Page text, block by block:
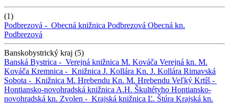
(1)
Podbrezová - Obecná knižnica Podbrezová Obecná kn.
Podbrezová
Banskobystrický kraj (5)
Banská Bystrica - Verejná knižnica M. Kováča Verejná kn. M.
Kováča Kremnica - Knižnica J. Kollára Kn. J. Kollára Rimavská
Sobota - Knižnica M. Hrebendu Kn. M. Hrebendu Veľký Krtíš -
Hontiansko-novohradská knižnica A.H. Škultétyho Hontiansko-
novohradská kn. Zvolen - Krajská knižnica Ľ. Štúra Krajská kn.